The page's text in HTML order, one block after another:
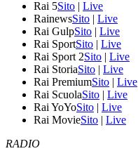
Rai 5Sito | Live
RainewsSito | Live
Rai GulpSito | Live
Rai SportSito | Live
Rai Sport 2Sito | Live
Rai StoriaSito | Live
Rai PremiumSito | Live
Rai ScuolaSito | Live
Rai YoYoSito | Live
Rai MovieSito | Live
RADIO